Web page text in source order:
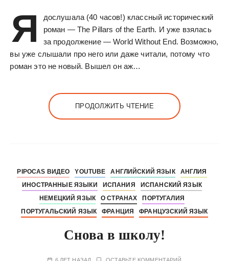
Я
дослушала (40 часов!) классный исторический
роман — The Pillars of the Earth. И уже взялась
за продолжение — World Without End. Возможно,
вы уже слышали про него или даже читали, потому что
роман это не новый. Вышел он аж…
ПРОДОЛЖИТЬ ЧТЕНИЕ
PIPOCAS ВИДЕО YOUTUBE АНГЛИЙСКИЙ ЯЗЫК
АНГЛИЯ
ИНОСТРАННЫЕ ЯЗЫКИ
ИСПАНИЯ
ИСПАНСКИЙ ЯЗЫК
НЕМЕЦКИЙ ЯЗЫК
О СТРАНАХ
ПОРТУГАЛИЯ
ПОРТУГАЛЬСКИЙ ЯЗЫК
ФРАНЦИЯ ФРАНЦУЗСКИЙ ЯЗЫК
Снова в школу!